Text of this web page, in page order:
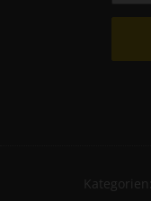
Kategorien: